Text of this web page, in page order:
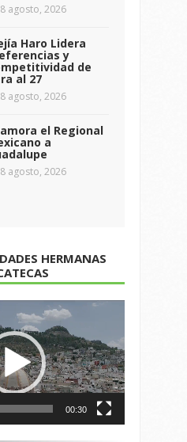
8 agosto, 2026
Haro Lidera
y
de
al 27
8 agosto, 2026
el Regional
a
8 agosto, 2026
HERMANAS
00:30